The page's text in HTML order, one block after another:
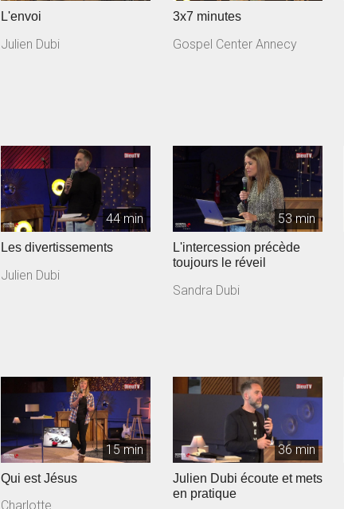
L'envoi
Julien Dubi
3x7 minutes
Gospel Center Annecy
44 min
Les divertissements
Julien Dubi
53 min
L'intercession précède
toujours le réveil
Sandra Dubi
15 min
Qui est Jésus
Charlotte
36 min
Julien Dubi écoute et mets
en pratique